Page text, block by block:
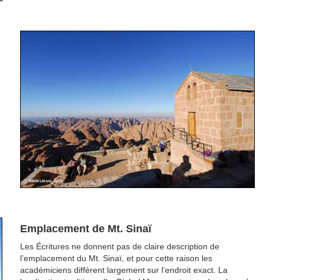
Emplacement de Mt. Sinaï
Les Écritures ne donnent pas de claire description de
l’emplacement du Mt. Sinaï, et pour cette raison les
académiciens diffèrent largement sur l’endroit exact. La